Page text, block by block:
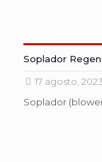
Soplador
17 agosto, 2023
Soplador